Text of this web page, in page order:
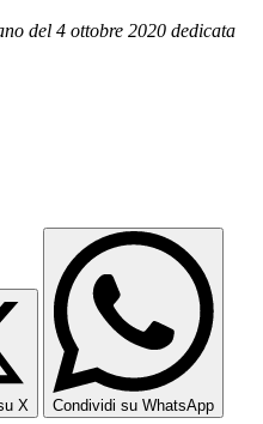
del 4 ottobre 2020 dedicata
X Condividi su WhatsApp